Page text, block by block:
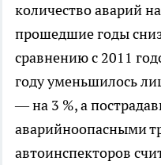
количество аварий
прошедшие годы
сравнению с 2011
году уменьшилось
— на 3 %, а
аварийноопасными
автоинспекторов